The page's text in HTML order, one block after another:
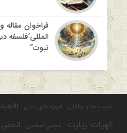
فراخوان
نبوت”
آسیب ها و چالش آموزه های دینی
الهیات زیارت انجمن اسلامی
انجمن